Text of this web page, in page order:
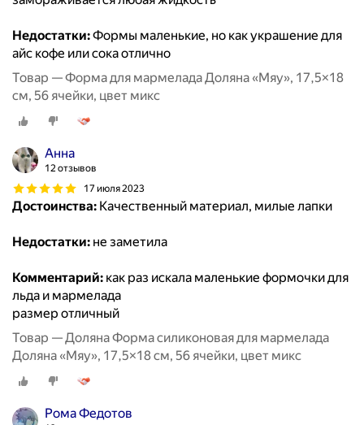
Недостатки:Формы маленькие, но как украшение для
айс кофе или сока отлично
Товар — Форма для мармелада Доляна «Мяу», 17,5×18
см, 56 ячейки, цвет микс
Анна
12 отзывов
17 июля 2023
Достоинства: Качественный материал, милые лапки
Недостатки: не заметила
Комментарий: как раз искала маленькие формочки для
льда и мармелада
размер отличный
Товар — Доляна Форма силиконовая для мармелада
Доляна «Мяу», 17,5×18 см, 56 ячейки, цвет микс
Рома Федотов